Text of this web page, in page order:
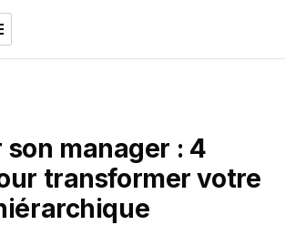
son manager : 4
transformer votre